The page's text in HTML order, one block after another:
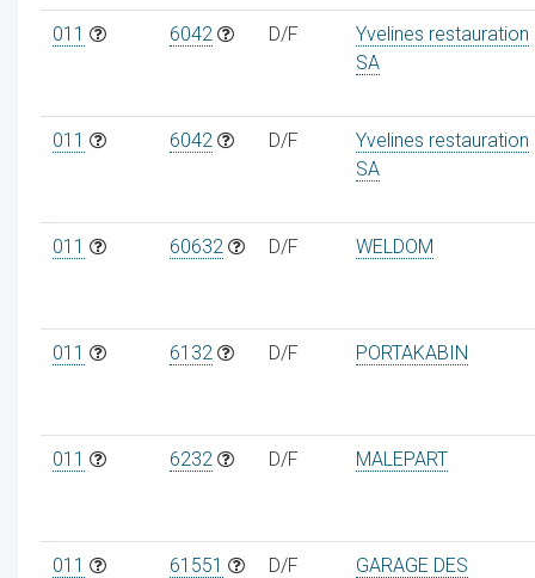
011 6042 D/F
Yvelines restauration
SA
011 6042 D/F
Yvelines restauration
SA
011 60632 D/F WELDOM
011 6132 D/F PORTAKABIN
011 6232 D/F MALEPART
011 61551 D/F
GARAGE DES